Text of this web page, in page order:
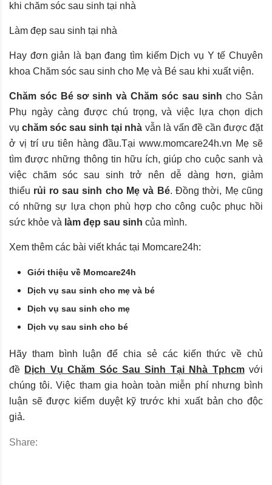
khi chăm sóc sau sinh tại nhà
Làm đẹp sau sinh tại nhà
Hay đơn giản là bạn đang tìm kiếm Dịch vụ Y tế Chuyên
khoa Chăm sóc sau sinh cho Mẹ và Bé sau khi xuất viện.
Chăm sóc Bé sơ sinh và Chăm sóc sau sinh cho Sản
Phụ ngày càng được chú trọng, và việc lựa chọn dịch
vụchăm sóc sau sinh tại nhà vẫn là vấn đề cần được đặt
ở vị trí ưu tiên hàng đầu.Tại www.momcare24h.vn Mẹ sẽ
tìm được những thông tin hữu ích, giúp cho cuộc sanh và
việc chăm sóc sau sinh trở nên dễ dàng hơn, giảm
thiểu rủi ro sau sinh cho Mẹ và Bé. Đồng thời, Mẹ cũng
có những sự lựa chọn phù hợp cho công cuộc phục hồi
sức khỏe và làm đẹp sau sinh của mình.
Xem thêm các bài viết khác tại Momcare24h:
Giới thiệu về Momcare24h
Dịch vụ sau sinh cho mẹ và bé
Dịch vụ sau sinh cho mẹ
Dịch vụ sau sinh cho bé
Hãy tham bình luận để chia sẻ các kiến thức về chủ
đề Dịch Vụ Chăm Sóc Sau Sinh Tại Nhà Tphcmvới
chúng tôi. Việc tham gia hoàn toàn miễn phí nhưng bình
luận sẽ được kiểm duyệt kỹ trước khi xuất bản cho độc
giả.
Share: